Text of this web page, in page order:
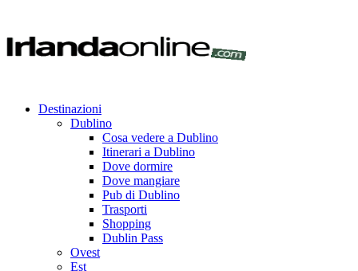
Destinazioni
Dublino
Cosa vedere a Dublino
Itinerari a Dublino
Dove dormire
Dove mangiare
Pub di Dublino
Trasporti
Shopping
Dublin Pass
Ovest
Est